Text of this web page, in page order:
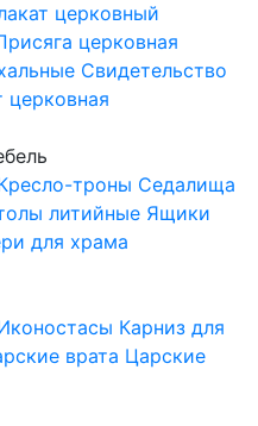
церковный
церковная
Свидетельство
церковная
троны Седалища
литийные Ящики
для храма
Карниз для
врата Царские